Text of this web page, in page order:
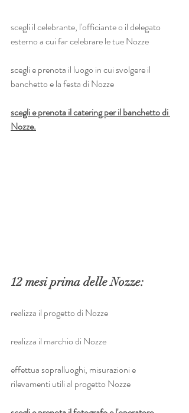
scegli il celebrante, l'officiante o il delegato
esterno a cui far celebrare le tue Nozze
scegli e prenota il luogo in cui svolgere il
banchetto e la festa di Nozze
scegli e prenota il catering per il banchetto di
Nozze.
12 mesi prima delle Nozze:
realizza il progetto di Nozze
realizza il marchio di Nozze
effettua sopralluoghi, misurazioni e
rilevamenti utili al progetto Nozze